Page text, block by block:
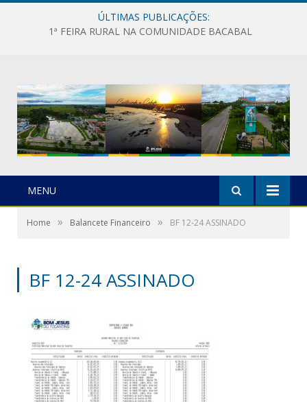
ÚLTIMAS PUBLICAÇÕES:
1ª FEIRA RURAL NA COMUNIDADE BACABAL
MENU
Home » Balancete Financeiro » BF 12-24 ASSINADO
BF 12-24 ASSINADO